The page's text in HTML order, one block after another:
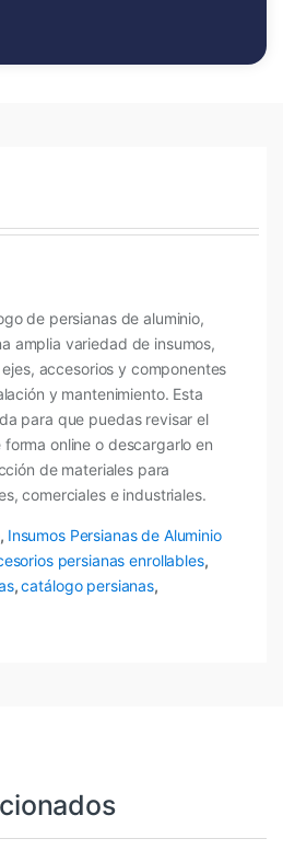
de persianas de aluminio,
amplia variedad de insumos,
accesorios y componentes
y mantenimiento. Esta
para que puedas revisar el
online o descargarlo en
de materiales para
comerciales e industriales.
, Insumos Persianas de Aluminio
persianas enrollables,
,catálogo persianas,